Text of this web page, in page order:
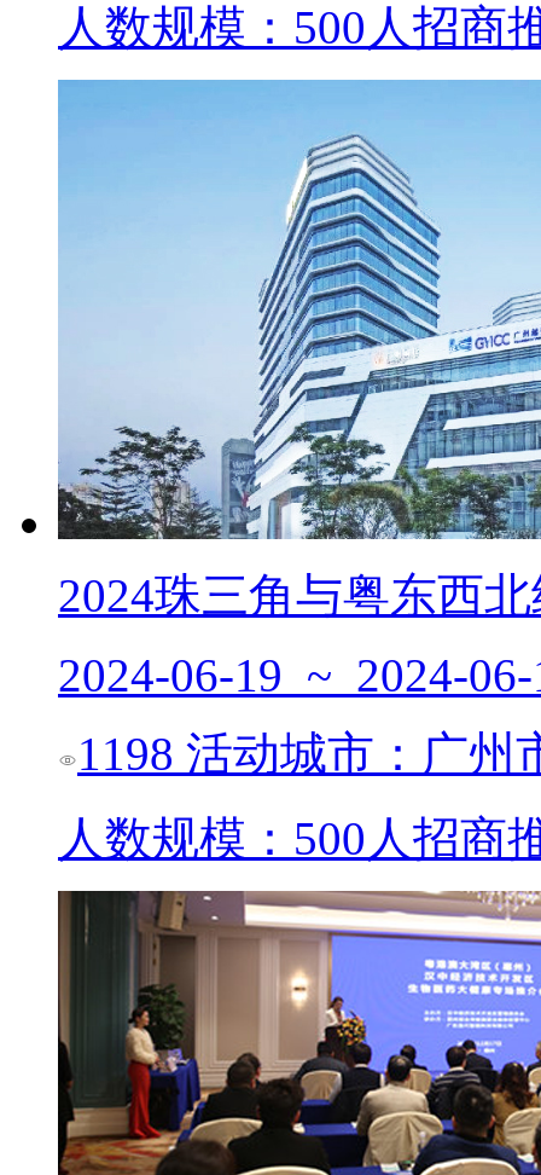
人数规模：500人招商
2024珠三角与粤东西
2024-06-19 ~ 2024-06-
1198 活动城市：广州
人数规模：500人招商